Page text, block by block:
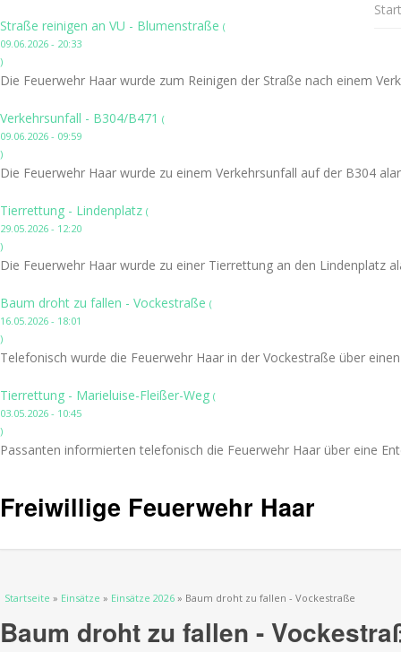
Straße reinigen an VU - Blumenstraße (
09.06.2026 - 20:33
)
Die Feuerwehr Haar wurde zum Reinigen der Straße nach einem
Verkehrsunfall - B304/B471 (
09.06.2026 - 09:59
)
Die Feuerwehr Haar wurde zu einem Verkehrsunfall auf der B304
Tierrettung - Lindenplatz (
29.05.2026 - 12:20
)
Die Feuerwehr Haar wurde zu einer Tierrettung an den Lindenplatz
Baum droht zu fallen - Vockestraße (
16.05.2026 - 18:01
)
Telefonisch wurde die Feuerwehr Haar in der Vockestraße über
Tierrettung - Marieluise-Fleißer-Weg (
03.05.2026 - 10:45
)
Passanten informierten telefonisch die Feuerwehr Haar über eine
Freiwillige Feuerwehr Haar
Sie sind hier
Startseite » Einsätze » Einsätze 2026 » Baum droht zu fallen - Vockestraße
Baum droht zu fallen -